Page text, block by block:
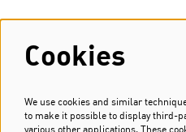
Cookies
We use cookies and similar
to make it possible to display third-